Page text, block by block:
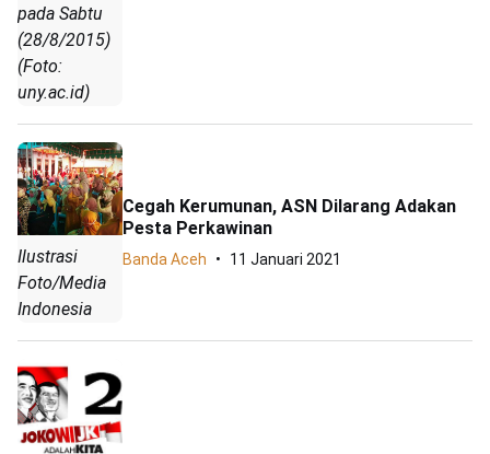
pada Sabtu
(28/8/2015)
(Foto:
uny.ac.id)
Ilustrasi
Foto/Media
Indonesia
Cegah Kerumunan, ASN Dilarang Adakan
Pesta Perkawinan
Banda Aceh 11 Januari 2021